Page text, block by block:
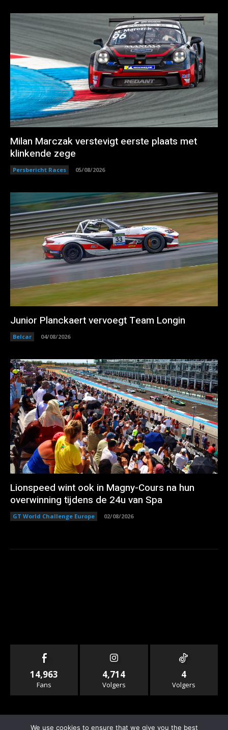
Milan Marczak verstevigt eerste plaats met
klinkende zege
Persbericht Races 05/08/2026
Junior Planckaert vervoegt Team Longin
Belcar 04/08/2026
Lionspeed wint ook in Magny-Cours na hun
overwinning tijdens de 24u van Spa
GT World Challenge Europe 02/08/2026
14,963
Fans
4,714
Volgers
4
Volgers
We use cookies to ensure that we give you the best